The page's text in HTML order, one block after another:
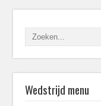
Wedstrijd menu